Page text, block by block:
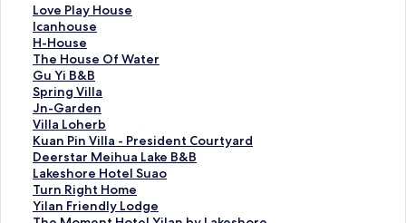
Love Play House
L
o
v
e
P
l
a
y
H
o
u
s
e
Icanhouse
I
c
a
n
h
o
u
s
e
的
連
結
H-House
H
-
H
o
u
s
e
的
連
結
The House Of Water
T
h
e
H
o
u
s
e
O
f
Gu Yi B&B
G
u
Y
i
B
&
B
的
連
Spring Villa
S
p
r
i
n
g
V
i
Jn-Garden
J
n
-
G
a
r
d
Villa Loherb
V
i
l
l
a
L
Kuan Pin Villa - President Courtyard
K
u
a
n
P
Deerstar Meihua Lake B&B
D
e
e
r
Lakeshore Hotel Suao
L
a
k
Turn Right Home
T
u
Yilan Friendly Lodge
Y